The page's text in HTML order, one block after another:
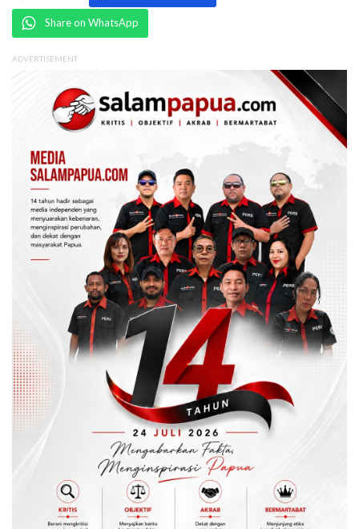
Share on WhatsApp
ADVERTISEMENT